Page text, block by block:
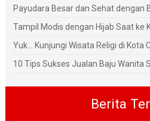
Payudara Besar dan Sehat dengan
Tampil Modis dengan Hijab Saat ke
Yuk... Kunjungi Wisata Religi di Kota
10 Tips Sukses Jualan Baju Wanita
Berita